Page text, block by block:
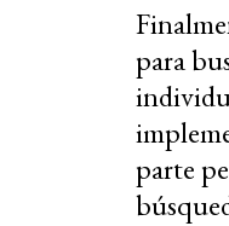
para
parte